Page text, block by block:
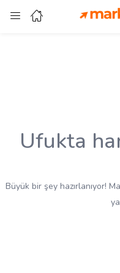
Giriş
Ufukta
Büyük bir şey hazırlanıyor!